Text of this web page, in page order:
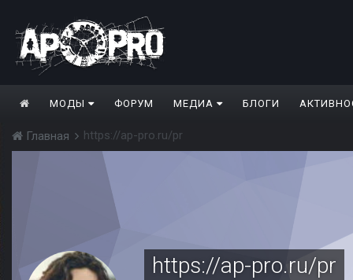
МОДЫ ФОРУМ МЕДИА БЛОГИ
Главная https://ap-pro.ru/pr
https://ap-pro.ru/pr